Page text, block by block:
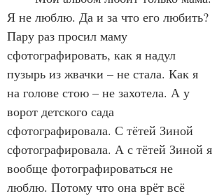
Я не люблю. Да и за что его любить?
Пару раз просил маму
сфотографировать, как я надул
пузырь из жвачки – не стала. Как я
на голове стою – не захотела. А у
ворот детского сада
сфотографировала. С тётей Зиной
сфотографировала. А с тётей Зиной я
вообще фотографироваться не
люблю. Потому что она врёт всё